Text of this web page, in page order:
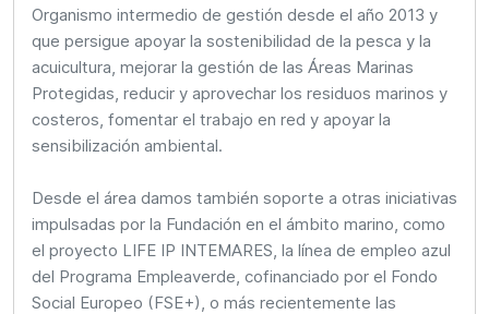
Organismo intermedio de gestión desde el año 2013 y
que persigue apoyar la sostenibilidad de la pesca y la
acuicultura, mejorar la gestión de las Áreas Marinas
Protegidas, reducir y aprovechar los residuos marinos y
costeros, fomentar el trabajo en red y apoyar la
sensibilización ambiental.
Desde el área damos también soporte a otras iniciativas
impulsadas por la Fundación en el ámbito marino, como
el proyecto LIFE IP INTEMARES, la línea de empleo azul
del Programa Empleaverde, cofinanciado por el Fondo
Social Europeo (FSE+), o más recientemente las